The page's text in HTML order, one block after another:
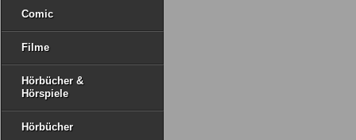
Comic
Filme
Hörbücher &
Hörspiele
Hörbücher